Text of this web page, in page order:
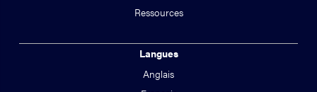
Ressources
Langues
Anglais